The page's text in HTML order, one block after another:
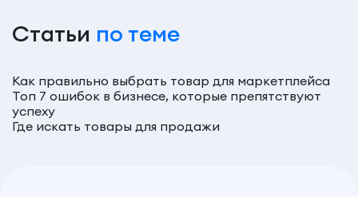
Статьи по теме
Как правильно выбрать товар для маркетплейса
Топ 7 ошибок в бизнесе, которые препятствуют
успеху
Где искать товары для продажи